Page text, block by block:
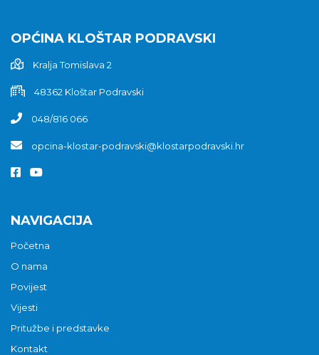
OPĆINA KLOŠTAR PODRAVSKI
Kralja Tomislava 2
48362 Kloštar Podravski
048/816 066
opcina-klostar-podravski@klostarpodravski.hr
NAVIGACIJA
Početna
O nama
Povijest
Vijesti
Pritužbe i predstavke
Kontakt